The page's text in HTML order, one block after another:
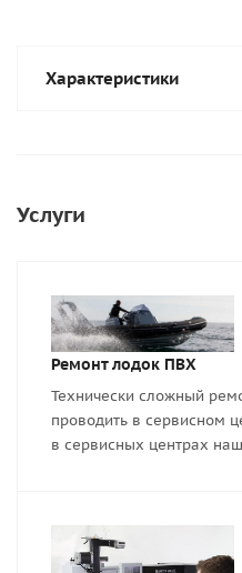
Характеристики
Услуги
Ремонт лодок ПВХ
Технически сложный
проводить в сервисном
в сервисных центрах